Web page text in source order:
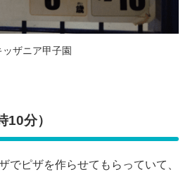
ッザニア甲子園
10分）
でピザを作らせてもらっていて、